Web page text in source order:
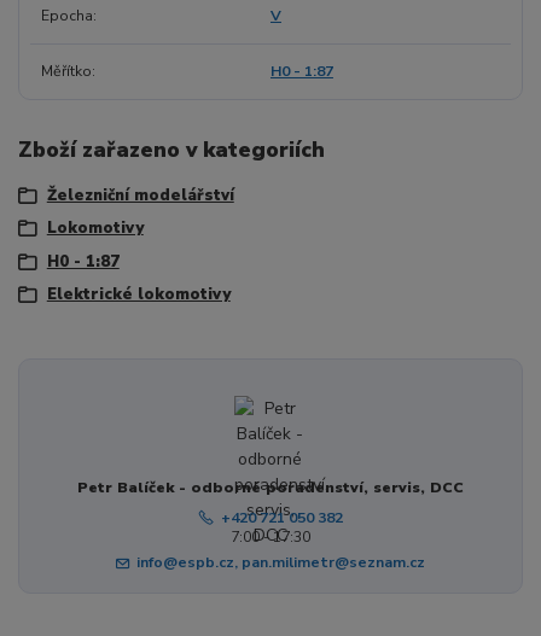
Epocha V
Měřítko H0 - 1:87
Zboží zařazeno v kategoriích
Železniční modelářství
Lokomotivy
H0 - 1:87
Elektrické lokomotivy
Petr Balíček - odborné poradenství, servis, DCC
+420 721 050 382
7:00 - 17:30
info@espb.cz, pan.milimetr@seznam.cz